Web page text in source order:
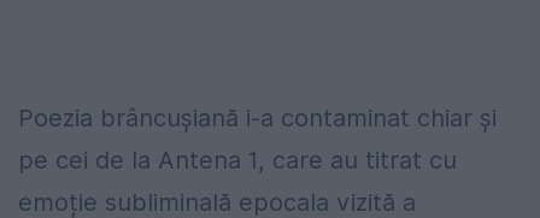
Poezia brâncușiană i-a contaminat chiar și
pe cei de la Antena 1, care au titrat cu
emoție subliminală epocala vizită a